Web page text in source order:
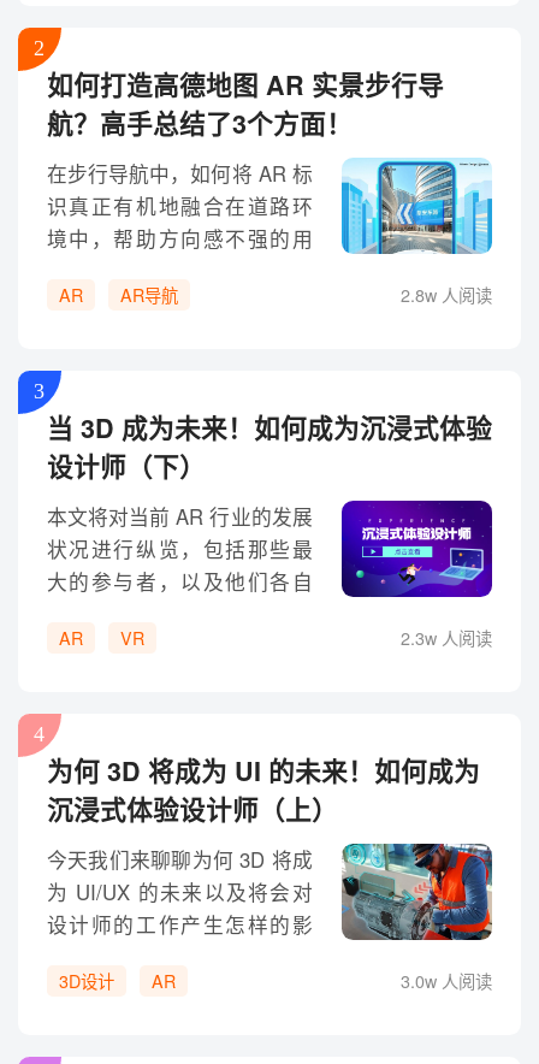
如何打造高德地图 AR 实景步行导
航？高手总结了3个方面！
在步行导航中，如何将 AR 标
识真正有机地融合在道路环
境中，帮助方向感不强的用
何时转向等步行难题呢？
2.8w 人阅读
AR AR导航
2
当 3D 成为未来！如何成为沉浸式体验
设计师（下）
本文将对当前 AR 行业的发展
状况进行纵览，包括那些最
大的参与者，以及他们各自
2.3w 人阅读
AR VR
3
为何 3D 将成为 UI 的未来！如何成为
沉浸式体验设计师（上）
今天我们来聊聊为何 3D 将成
为 UI/UX 的未来以及将会对
设计师的工作产生怎样的影
3.0w 人阅读
3D设计 AR
4